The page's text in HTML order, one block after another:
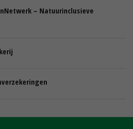
– Natuurinclusieve